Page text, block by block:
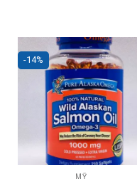
-14%
MỸ